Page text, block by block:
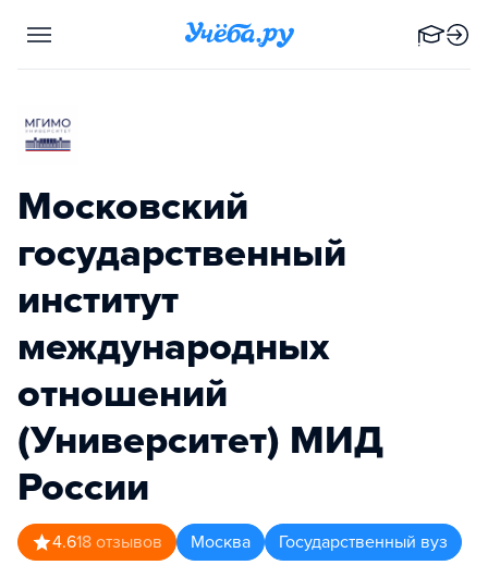
Московский
государственный
институт
международных
отношений
(Университет) МИД
России
4.618 отзывов Москва Государственный вуз